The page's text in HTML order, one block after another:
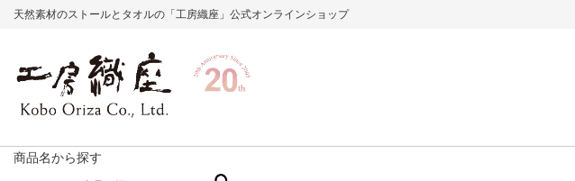
天然素材のストールとタオルの「工房織座」公式オンラインショップ
商品名から探す